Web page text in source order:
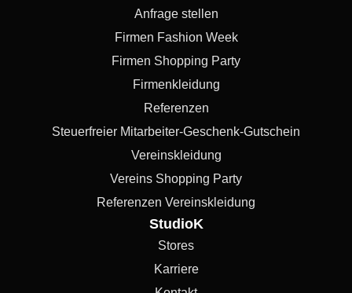
Anfrage stellen
Firmen Fashion Week
Firmen Shopping Party
Firmenkleidung
Referenzen
Steuerfreier Mitarbeiter-Geschenk-Gutschein
Vereinskleidung
Vereins Shopping Party
Referenzen Vereinskleidung
StudioK
Stores
Karriere